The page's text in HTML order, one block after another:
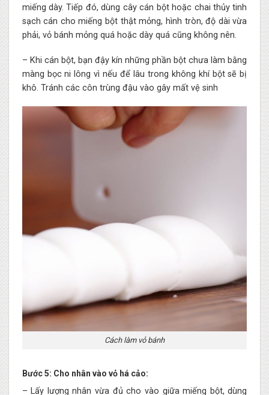
miếng dày. Tiếp đó, dùng cây cán bột hoặc chai thủy tinh
sạch cán cho miếng bột thật mỏng, hình tròn, độ dài vừa
phải, vỏ bánh mỏng quá hoặc dày quá cũng không nên.
– Khi cán bột, bạn đậy kín những phần bột chưa làm bằng
màng bọc ni lông vì nếu để lâu trong không khí bột sẽ bị
khô. Tránh các côn trùng đậu vào gây mất vệ sinh
Cách làm vỏ bánh
Bước 5: Cho nhân vào vỏ há cảo:
– Lấy lượng nhân vừa đủ cho vào giữa miếng bột, dùng